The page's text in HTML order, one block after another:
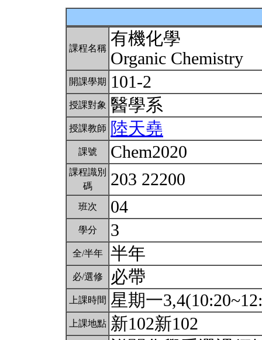
課程名稱 有機化學
Organic Chemistry
開課學期 101-2
授課對象 醫學系
授課教師 陸天堯
課號 Chem2020
課程識別
碼
203 22200
班次 04
學分 3
全/半年 半年
必/選修 必帶
上課時間 星期一
上課地點 新102新102